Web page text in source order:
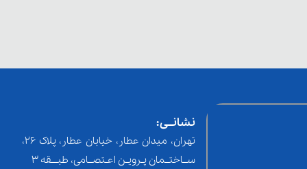
نشانــی:
تهران، میدان عطار، خیابان عطار، پلاک 26،
ســاختــمان پـرویـن اعـتصــامی، طبـــقه 3